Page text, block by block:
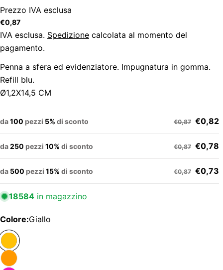
Prezzo IVA esclusa
Prezzo
regolare
€0,87
IVA esclusa. Spedizione calcolata al momento del
pagamento.
Penna a sfera ed evidenziatore. Impugnatura in gomma.
Refill blu.
Ø1,2X14,5 CM
da100 pezzi 5% di sconto €0,87 €0,82
da250 pezzi 10% di sconto €0,87 €0,78
da 500 pezzi 15% di sconto €0,87 €0,73
18584 in magazzino
Colore:Giallo